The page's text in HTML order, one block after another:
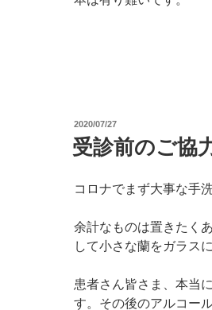
投
稿
日:
2020/07/27
受診前のご協
コロナでまず大事な手洗
余計なものは置きたく
して小さな蘭をガラス
患者さん皆さま、本当
す。その後のアルコー